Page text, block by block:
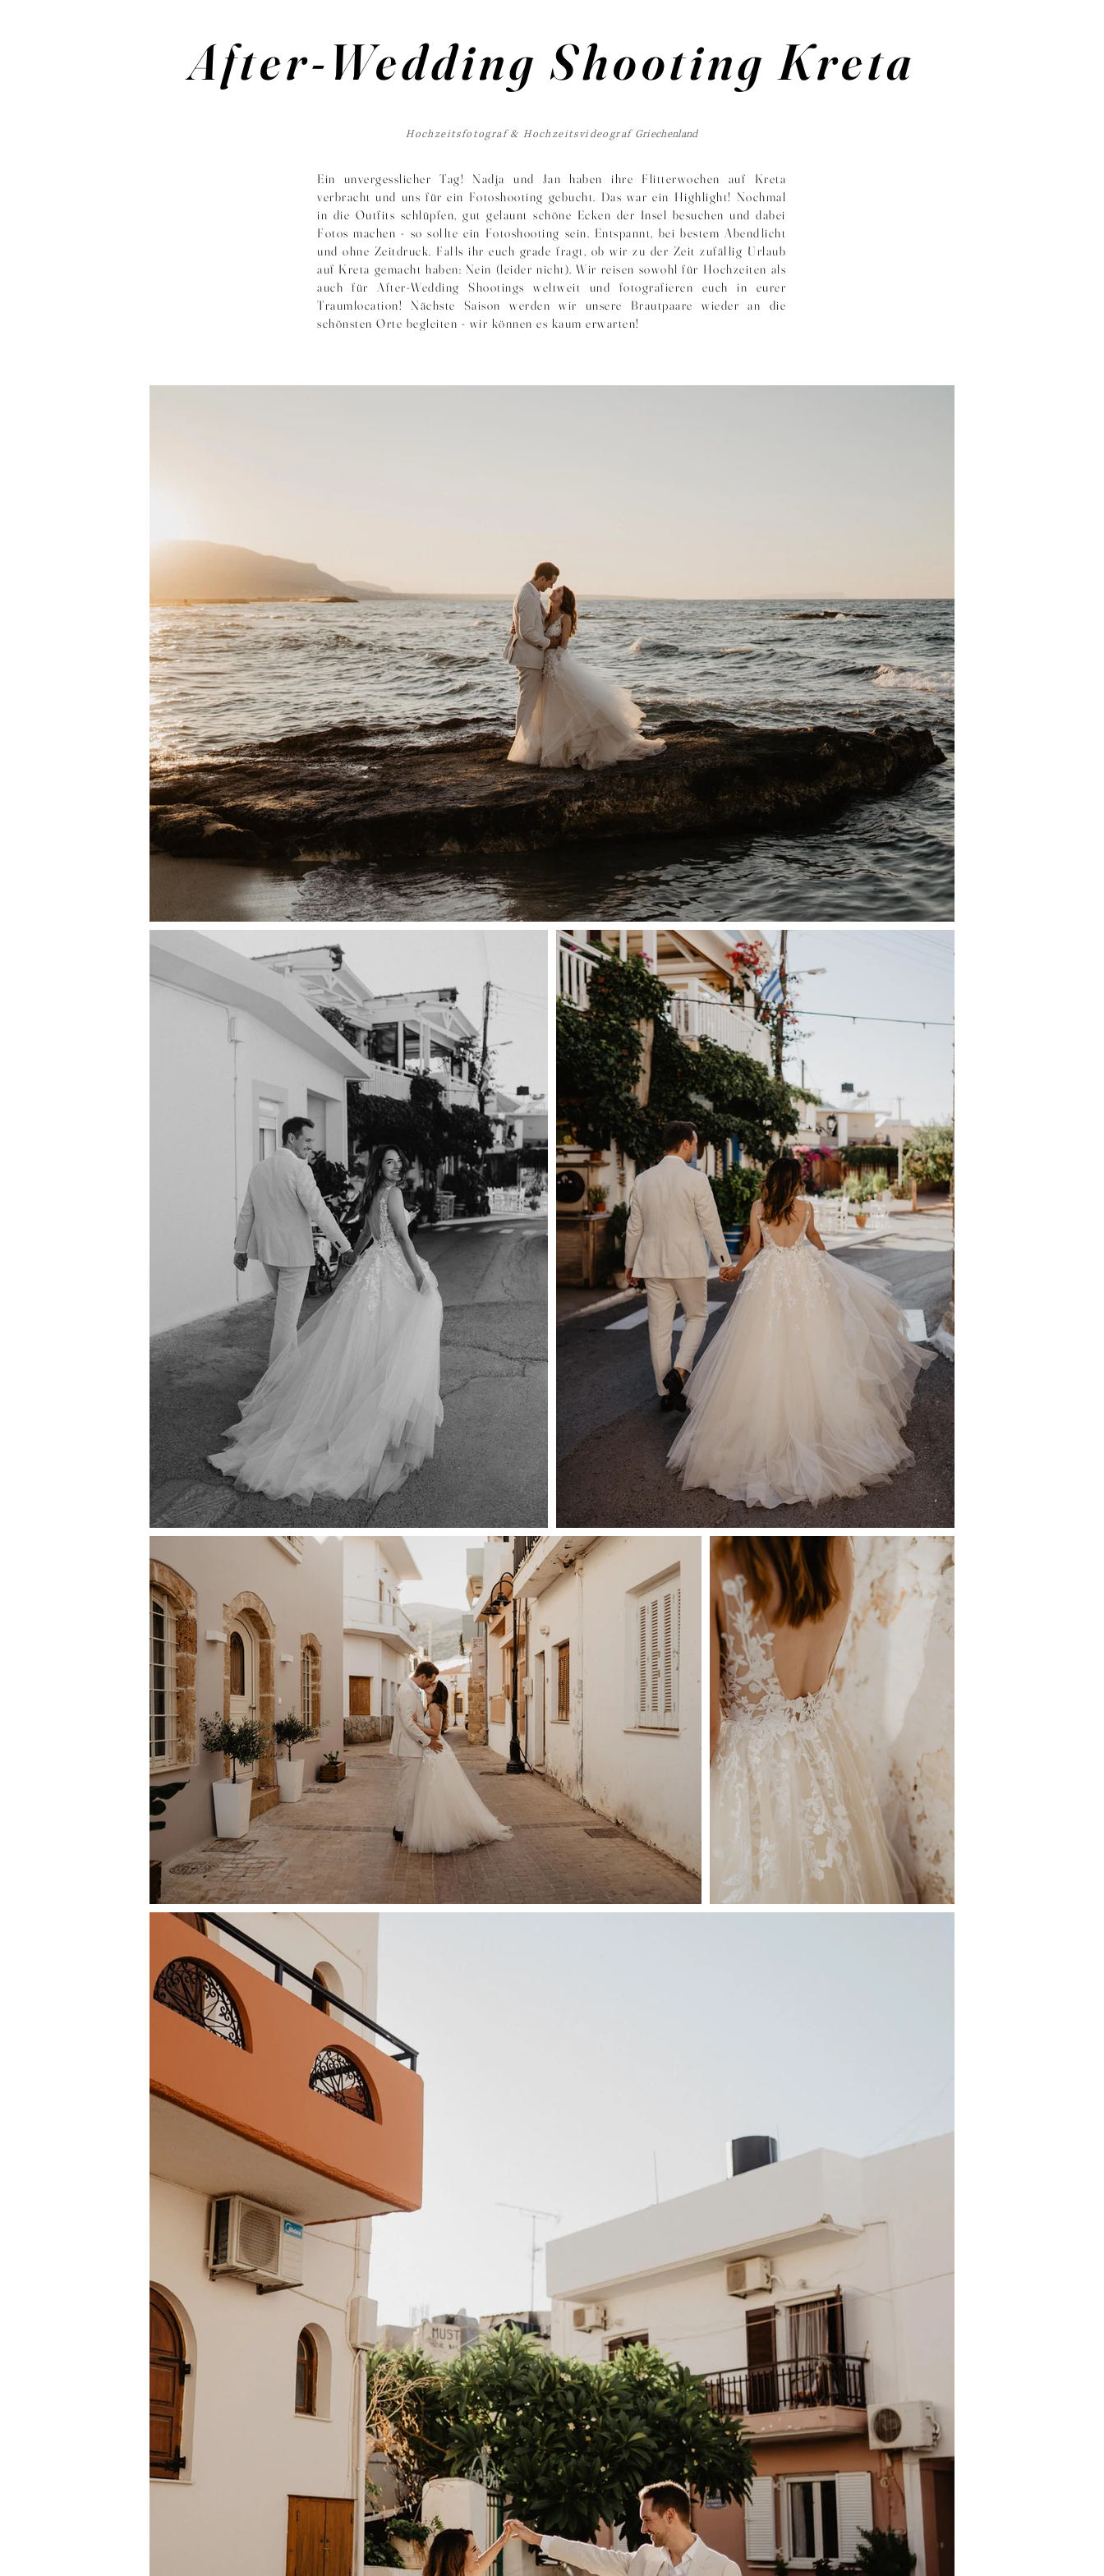
After-Wedding Shooting Kreta
Hochzeitsfotograf & Hochzeitsvideograf Griechenland
Ein unvergesslicher Tag! Nadja und Jan haben ihre Flitterwochen auf Kreta
verbracht und uns für ein Fotoshooting gebucht. Das war ein Highlight! Nochmal
in die Outfits schlüpfen, gut gelaunt schöne Ecken der Insel besuchen und dabei
Fotos machen - so sollte ein Fotoshooting sein. Entspannt, bei bestem Abendlicht
und ohne Zeitdruck. Falls ihr euch grade fragt, ob wir zu der Zeit zufällig Urlaub
auf Kreta gemacht haben: Nein (leider nicht). Wir reisen sowohl für Hochzeiten als
auch für After-Wedding Shootings weltweit und fotografieren euch in eurer
Traumlocation! Nächste Saison werden wir unsere Brautpaare wieder an die
schönsten Orte begleiten - wir können es kaum erwarten!